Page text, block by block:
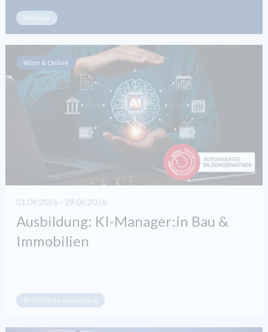
Webinar
Wien & Online
01.09.2026 - 29.09.2026
Ausbildung: KI-Manager:in Bau &
Immobilien
Zertifizierte Ausbildung